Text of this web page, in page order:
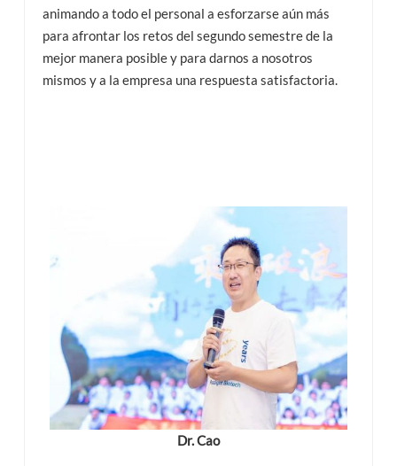
animando a todo el personal a esforzarse aún más
para afrontar los retos del segundo semestre de la
mejor manera posible y para darnos a nosotros
mismos y a la empresa una respuesta satisfactoria.
Dr. Cao